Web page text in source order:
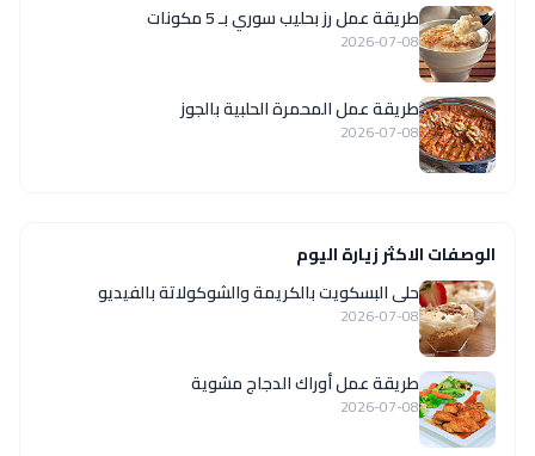
طريقة عمل رز بحليب سوري بـ 5 مكونات
2026-07-08
طريقة عمل المحمرة الحلبية بالجوز
2026-07-08
الوصفات الاكثر زيارة اليوم
حلى البسكويت بالكريمة والشوكولاتة بالفيديو
2026-07-08
طريقة عمل أوراك الدجاج مشوية
2026-07-08